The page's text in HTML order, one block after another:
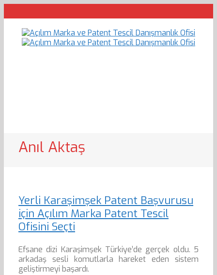
Anıl Aktaş
Yerli Karaşimşek Patent Başvurusu
için Açılım Marka Patent Tescil
Ofisini Seçti
Efsane dizi Karaşimşek Türkiye’de gerçek oldu. 5
arkadaş sesli komutlarla hareket eden sistem
geliştirmeyi başardı.